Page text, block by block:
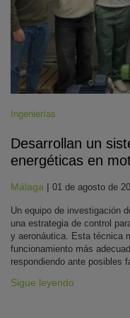
Ingenierías
Desarrollan un
energéticas en
Málaga | 01 de agosto de
Un equipo de investigación
una estrategia de control
y aeronáutica. Esta técnica
funcionamiento más
respondiendo ante posibles
Sigue leyendo